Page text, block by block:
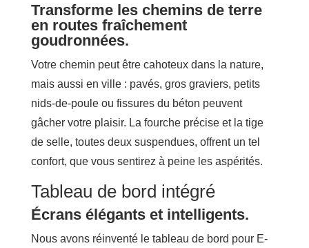
Transforme les chemins de terre
en routes fraîchement
goudronnées.
Votre chemin peut être cahoteux dans la nature,
mais aussi en ville : pavés, gros graviers, petits
nids-de-poule ou fissures du béton peuvent
gâcher votre plaisir. La fourche précise et la tige
de selle, toutes deux suspendues, offrent un tel
confort, que vous sentirez à peine les aspérités.
Tableau de bord intégré
Écrans élégants et intelligents.
Nous avons réinventé le tableau de bord pour E-